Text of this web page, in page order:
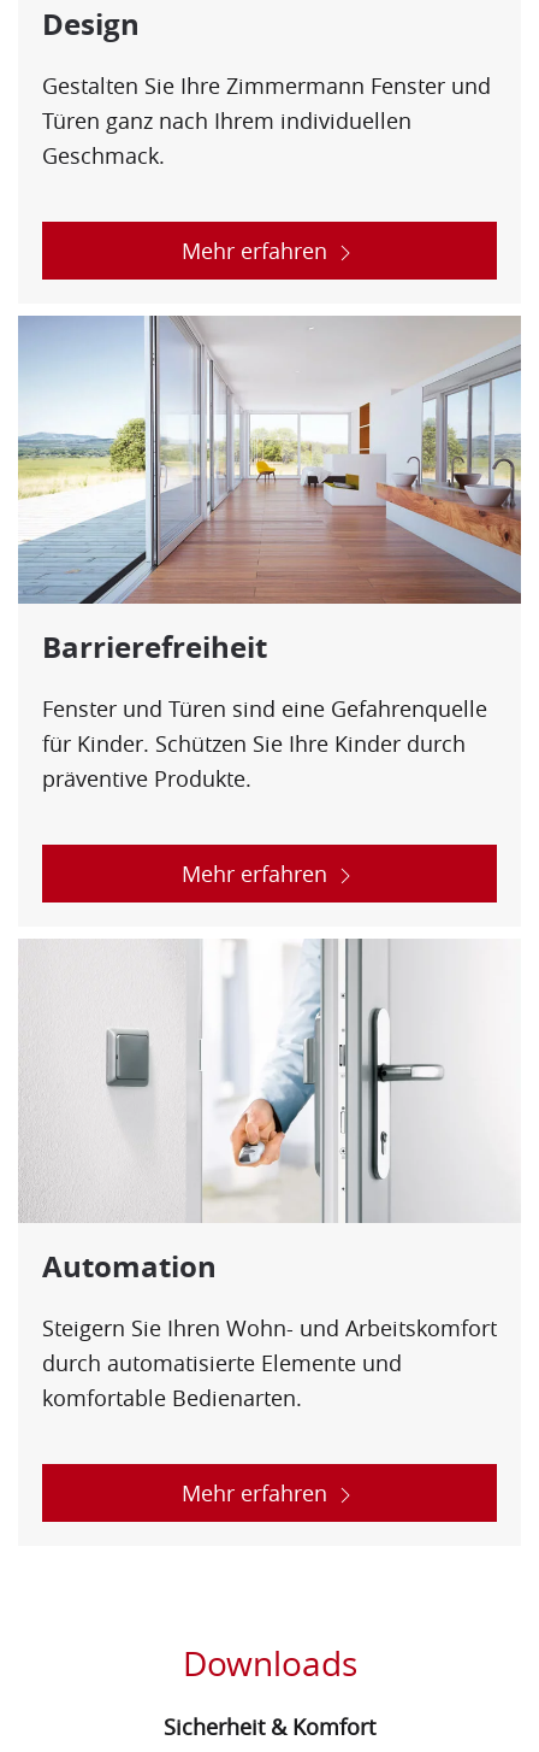
Design
Gestalten Sie Ihre Zimmermann Fenster und
Türen ganz nach Ihrem individuellen
Geschmack.
Mehr erfahren
Barrierefreiheit
Fenster und Türen sind eine Gefahrenquelle
für Kinder. Schützen Sie Ihre Kinder durch
präventive Produkte.
Mehr erfahren
Automation
Steigern Sie Ihren Wohn- und Arbeitskomfort
durch automatisierte Elemente und
komfortable Bedienarten.
Mehr erfahren
Downloads
Sicherheit & Komfort